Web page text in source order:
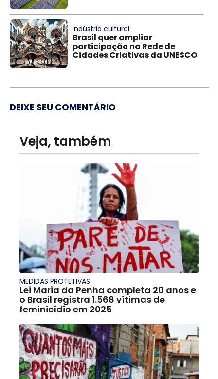
Indústria cultural
Brasil quer ampliar
participação na Rede de
Cidades Criativas da UNESCO
DEIXE SEU COMENTÁRIO
Veja, também
MEDIDAS PROTETIVAS
Lei Maria da Penha completa 20 anos e
o Brasil registra 1.568 vítimas de
feminicídio em 2025